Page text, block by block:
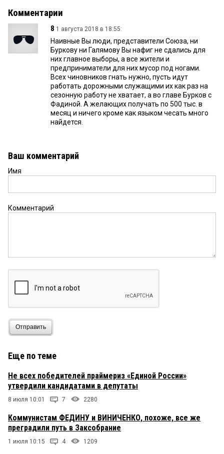
Комментарии
8 1 августа 2018 в 18:55:
Наивные Вы люди, представители Союза, ни
Буркову ни Галямову Вы нафиг не сдались для
них главное выборы, а все жители и
предприниматели для них мусор под ногами.
Всех чиновников гнать нужно, пусть идут
работать дорожными служащими их как раз на
сезонную работу не хватает, а во главе Бурков с
Фадиной. А желающих получать по 500 тыс. в
месяц и ничего кроме как языком чесать много
найдется.
Ваш комментарий
Имя
Комментарий
Отправить
Еще по теме
Не всех победителей праймериз «Единой России»
утвердили кандидатами в депутаты
8 июля 10:01 7 2280
Коммунистам ФЕДИНУ и ВИНИЧЕНКО, похоже, все же
преградили путь в Заксобрание
1 июля 10:15 4 1209